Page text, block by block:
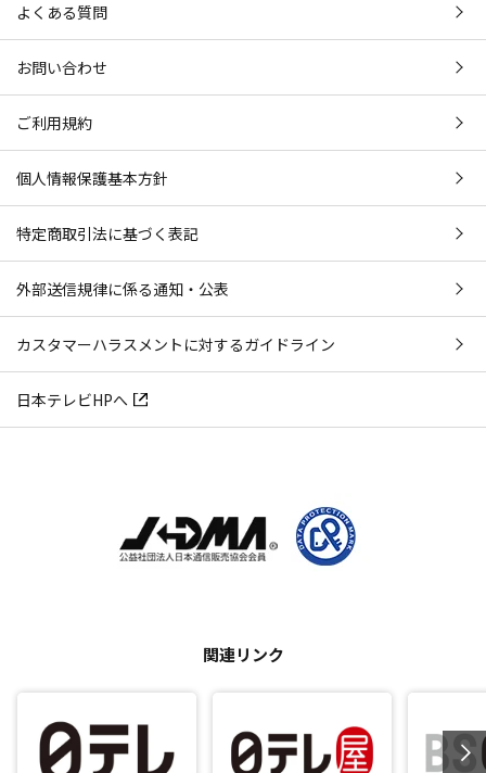
よくある質問
お問い合わせ
ご利用規約
個人情報保護基本方針
特定商取引法に基づく表記
外部送信規律に係る通知・公表
カスタマーハラスメントに対するガイドライン
日本テレビHPへ
関連リンク